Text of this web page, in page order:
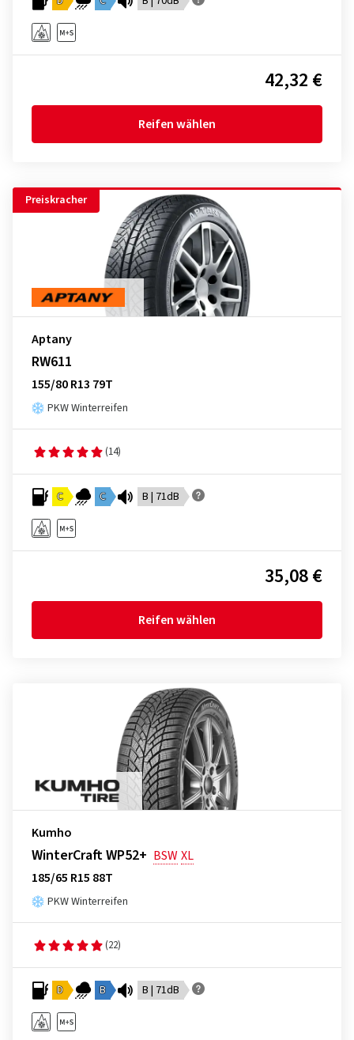
42,32 €
Reifen wählen
Preiskracher
Aptany
RW611
155/80 R13 79T
PKW Winterreifen
(14)
C C B | 71dB
35,08 €
Reifen wählen
Kumho
WinterCraft WP52+ BSWXL
185/65 R15 88T
PKW Winterreifen
(22)
D B B | 71dB